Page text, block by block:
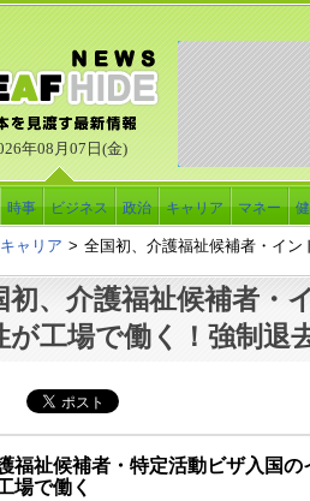
年08月07日(金)
時事 ビジネス 政治 キャリア マネー
キャリア > 全国初、介護福祉候補者・イ
初、介護福祉候補者・
が工場で働く！強制退
福祉候補者・特定活動ビザ入国の
場で働く